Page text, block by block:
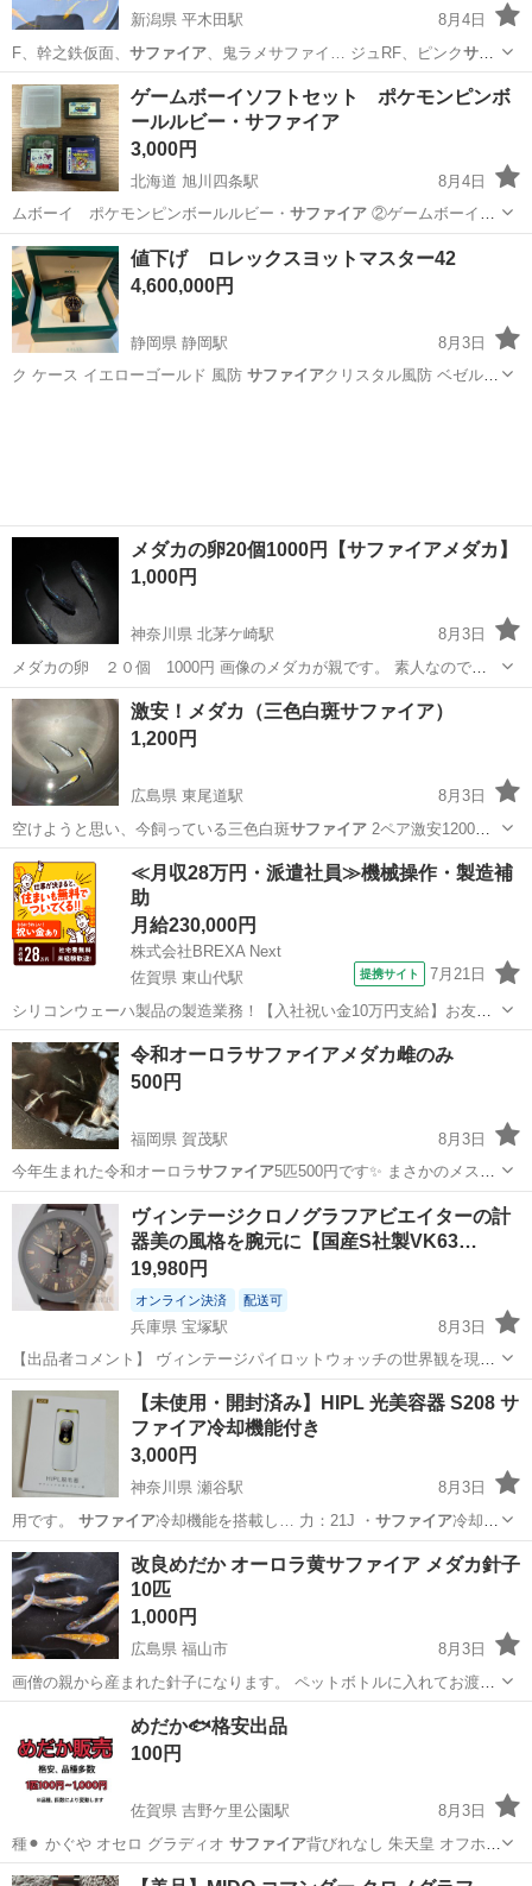
新潟県 平木田駅
8月4日
F、幹之鉄仮面、 サファイア、鬼ラメサファイ… ジュRF、ピンクサフ
ァイア、ピンクサファイ…
新潟 胎内市 平木田駅 その他 ヒレ
ゲームボーイソフトセット ポケモンピンボ
ールルビー・サファイア
3,000円
北海道 旭川四条駅
8月4日
ムボーイ ポケモンピンボールルビー・ サファイア②ゲームボーイカ
ラー とっとこハ…
北海道 旭川市 旭川四条駅 その他
値下げ ロレックスヨットマスター42
4,600,000円
静岡県 静岡駅
8月3日
ク ケース イエローゴールド 風防 サファイアクリスタル風防 ベゼル
メダカの卵20個1000円【サファイアメダカ】
1,000円
神奈川県 北茅ケ崎駅
8月3日
メダカの卵 ２０個 1000円 画像のメダカが親です。 素人なので、
無精卵が混ざってしまう可能性もあります、必ずしも孵化するかどう
か保証はできませんので あわせてご了承くださいませ。 ノークレーム
ノーリターンでお願いしま...
神奈川 茅ヶ崎市 北茅ケ崎駅 その他 メダカ
激安！メダカ（三色白斑サファイア）
1,200円
広島県 東尾道駅
8月3日
空けようと思い、今飼っている三色白斑サファイア2ペア激安1200円
にてお譲ります…
広島 尾道市 東尾道駅 その他 三色
≪月収28万円・派遣社員≫機械操作・製造補
助
月給230,000円
株式会社BREXA Next
佐賀県 東山代駅
提携サイト 7月21日
シリコンウェーハ製品の製造業務！【入社祝い金10万円支給】お友達
やカップルとの応募OK◎年間休日129日＆休出なしでプライベート充
実♪業務はクリーンルームで快適作業◎自社正社員登用制度あり★1食
300円～の格安食堂あり！《佐...
佐賀 伊万里市
令和オーロラサファイアメダカ雌のみ
500円
福岡県 賀茂駅
8月3日
今年生まれた令和オーロラサファイア5匹500円です✨ まさかのメスば
か…
福岡 福岡市 その他
ヴィンテージクロノグラフアビエイターの計
器美の風格を腕元に【国産S社製VK63…
19,980円
オンライン決済 配送可
兵庫県 宝塚駅
8月3日
【出品者コメント】 ヴィンテージパイロットウォッチの世界観を現代
に落とし込んだ存在感あふれるクロノグラフモデルのご紹介です。 コ
ックピット計器を彷彿とさせる大型アラビアインデックスと３インダ
イヤルを採用。 マットグレーケース...
兵庫 宝塚市 宝塚駅 アクセサリー
【未使用・開封済み】HIPL 光美容器 S208 サ
ファイア冷却機能付き
3,000円
神奈川県 瀬谷駅
8月3日
用です。 サファイア冷却機能を搭載し… 力：21J ・ サファイア冷却機
能付き …
神奈川 横浜市 瀬谷駅
改良めだか オーロラ黄サファイア メダカ針子
10匹
1,000円
広島県 福山市
8月3日
画僧の親から産まれた針子になります。 ペットボトルに入れてお渡し
しますので手ぶらで構いません。
その他 針子
めだか🐟格安出品
100円
佐賀県 吉野ケ里公園駅
8月3日
種⚫︎ かぐや オセロ グラディオ サファイア背びれなし 朱天皇 オフホワ
イト レ…
佐賀 三養基郡 吉野ケ里公園駅 その他 めだか